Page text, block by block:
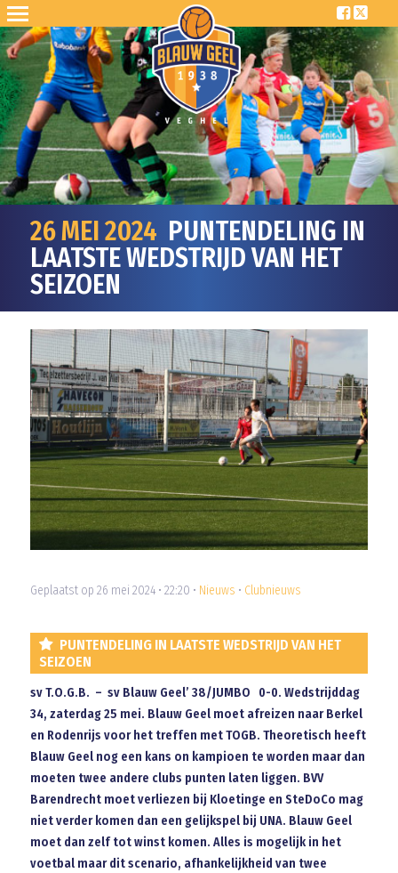
26 MEI 2024 PUNTENDELING IN
LAATSTE WEDSTRIJD VAN HET
SEIZOEN
Geplaatst op 26 mei 2024 • 22:20 • Nieuws • Clubnieuws
PUNTENDELING IN LAATSTE WEDSTRIJD VAN HET
SEIZOEN
sv T.O.G.B. – sv Blauw Geel’ 38/JUMBO 0-0. Wedstrijddag
34, zaterdag 25 mei. Blauw Geel moet afreizen naar Berkel
en Rodenrijs voor het treffen met TOGB. Theoretisch heeft
Blauw Geel nog een kans on kampioen te worden maar dan
moeten twee andere clubs punten laten liggen. BVV
Barendrecht moet verliezen bij Kloetinge en SteDoCo mag
niet verder komen dan een gelijkspel bij UNA. Blauw Geel
moet dan zelf tot winst komen. Alles is mogelijk in het
voetbal maar dit scenario, afhankelijkheid van twee